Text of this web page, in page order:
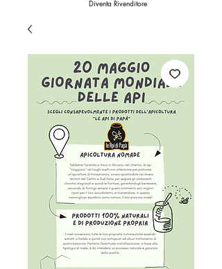
Diventa Rivenditore